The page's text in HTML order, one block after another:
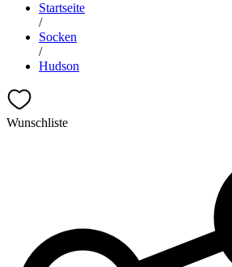
Startseite
/
Socken
/
Hudson
Wunschliste